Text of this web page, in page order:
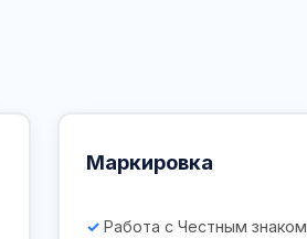
Маркировка
Работа с Честным знаком